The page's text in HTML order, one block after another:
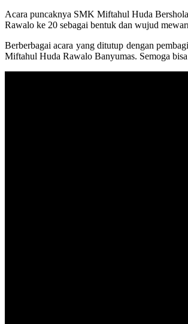
Acara puncaknya SMK Miftahul Huda
Rawalo ke 20 sebagai bentuk dan wujud
Berberbagai acara yang ditutup dengan
Miftahul Huda Rawalo Banyumas. Semoga